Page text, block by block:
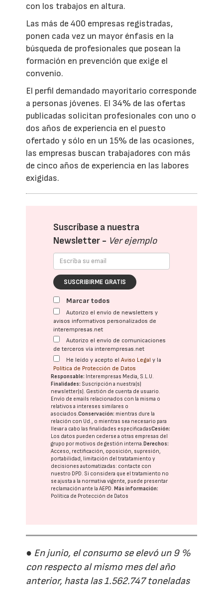
con los trabajos en altura.
Las más de 400 empresas registradas,
ponen cada vez un mayor énfasis en la
búsqueda de profesionales que posean la
formación en prevención que exige el
convenio.
El perfil demandado mayoritario corresponde
a personas jóvenes. El 34% de las ofertas
publicadas solicitan profesionales con uno o
dos años de experiencia en el puesto
ofertado y sólo en un 15% de las ocasiones,
las empresas buscan trabajadores con más
de cinco años de experiencia en las labores
exigidas.
Suscríbase a nuestra
Newsletter - Ver ejemplo
SUSCRIBIRME GRATIS
Marcar todos
Autorizo el envío de newsletters y
avisos informativos personalizados de
interempresas.net
Autorizo el envío de comunicaciones
de terceros vía interempresas.net
He leído y acepto elAviso Legal y la
Política de Protección de Datos
Responsable: Interempresas Media, S.L.U.
Finalidades: Suscripción a nuestra(s)
newsletter(s). Gestión de cuenta de usuario.
Envío de emails relacionados con la misma o
relativos a intereses similares o
asociados.Conservación: mientras dure la
relación con Ud., o mientras sea necesario para
llevar a cabo las finalidades especificadasCesión:
Los datos pueden cederse a otras empresas del
grupo por motivos de gestión interna.Derechos:
Acceso, rectificación, oposición, supresión,
portabilidad, limitación del tratatamiento y
decisiones automatizadas: contacte con
nuestro DPD. Si considera que el tratamiento no
se ajusta a la normativa vigente, puede presentar
reclamación ante laAEPD.Más información:
Política de Protección de Datos
● En junio, el consumo se elevó un 9 %
con respecto al mismo mes del año
anterior, hasta las 1.562.747 toneladas